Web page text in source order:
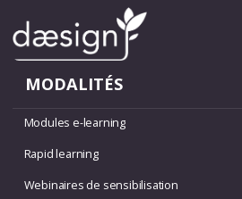
MODALITÉS
Modules e-learning
Rapid learning
Webinaires de sensibilisation